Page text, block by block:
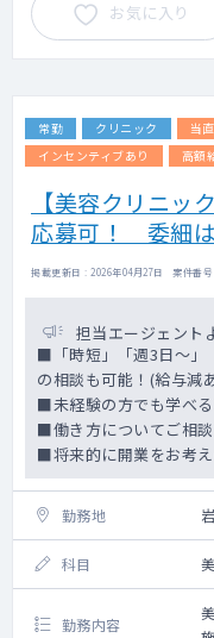
■
お気に入り
常勤 クリニック 当
インセンティブあり
高額
【美容クリニ
応募可！ 委細は
掲載更新日 : 2026年04月27日 案件番
担当エージェント
■「時短」「週3日～」
の相談も可能！(給与減
■未経験の方でも学べ
■働き方についてご相
■将来的に開業をお考
勤務地
科目
勤務内容